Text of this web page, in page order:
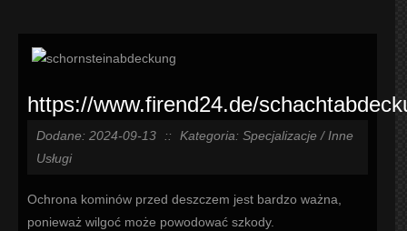
https://www.firend24.de/
Dodane: 2024-09-13 ::
Kategoria: Specjalizacje / Inne
Usługi
Ochrona kominów przed deszczem jest bardzo ważna,
ponieważ wilgoć może powodować szkody.